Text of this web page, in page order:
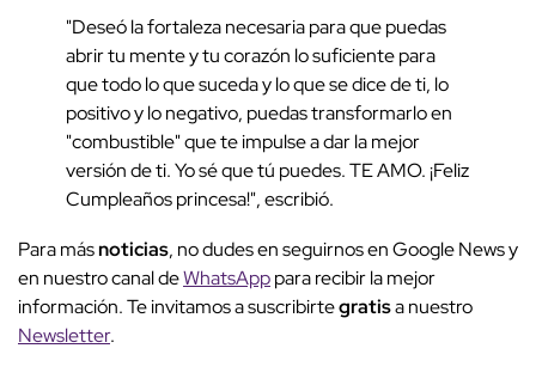
"Deseó la fortaleza necesaria para que puedas
abrir tu mente y tu corazón lo suficiente para
que todo lo que suceda y lo que se dice de ti, lo
positivo y lo negativo, puedas transformarlo en
"combustible" que te impulse a dar la mejor
versión de ti. Yo sé que tú puedes. TE AMO. ¡Feliz
Cumpleaños princesa!", escribió.
Para másnoticias, no dudes en seguirnos en Google News y
en nuestro canal deWhatsApppara recibir la mejor
información. Te invitamos a suscribirtegratisa nuestro
Newsletter.